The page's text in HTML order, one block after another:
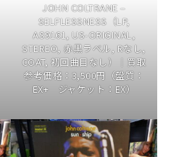
JOHN COLTRANE –
SELFLESSNESS（LP,
AS9161, US-ORIGINAL,
STEREO, 赤黒ラベル, Rなし,
COAT, 初回曲目なし）｜買取
参考価格：3,500円（盤質：
EX+ ジャケット：EX）